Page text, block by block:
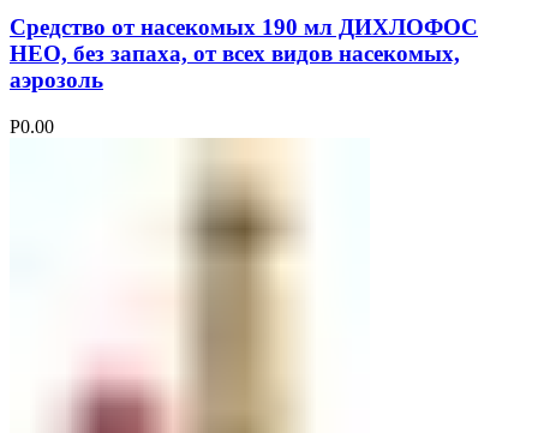
Средство от насекомых 190 мл ДИХЛОФОС
НЕО, без запаха, от всех видов насекомых,
аэрозоль
Р0.00